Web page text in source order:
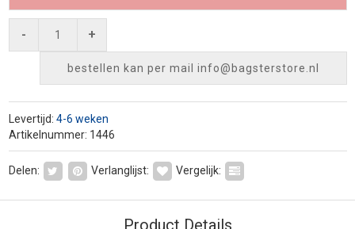
- +
bestellen kan per mail info@bagsterstore.nl
Levertijd: 4-6 weken
Artikelnummer: 1446
Delen: Verlanglijst: Vergelijk:
Product Details